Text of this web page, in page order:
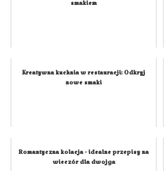
smakiem
Kreatywna kuchnia w restauracji: Odkryj
nowe smaki
Romantyczna kolacja - idealne przepisy na
wieczór dla dwojga